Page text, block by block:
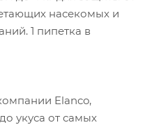
насекомых и
1 пипетка в
Elanco,
укуса от самых